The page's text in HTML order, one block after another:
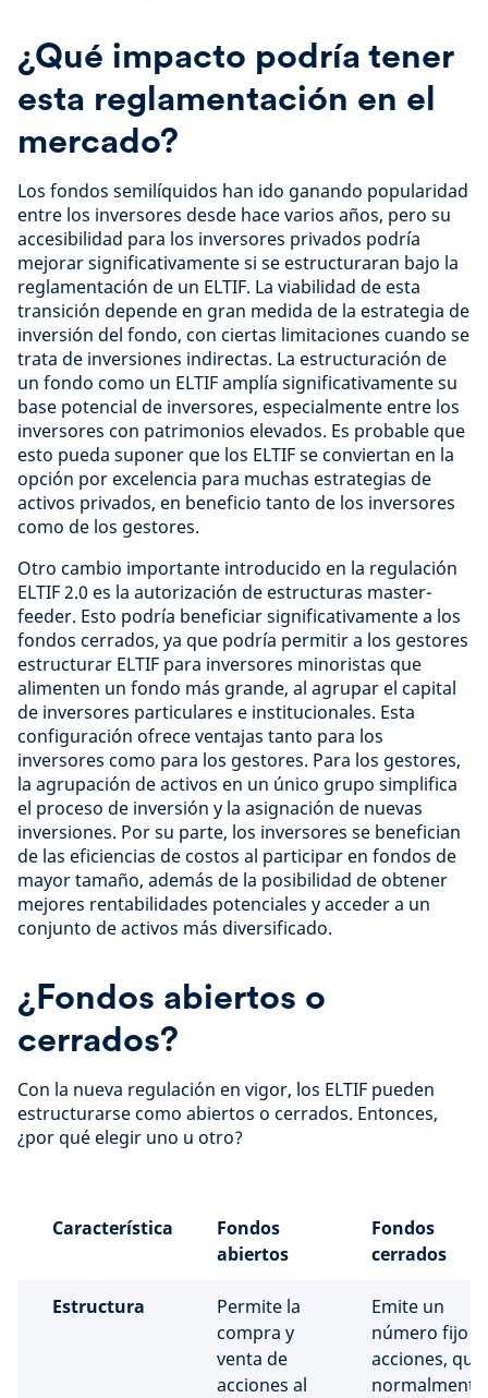
¿Qué impacto podría tener
esta reglamentación en el
mercado?
Los fondos semilíquidos han ido ganando popularidad
entre los inversores desde hace varios años, pero su
accesibilidad para los inversores privados podría
mejorar significativamente si se estructuraran bajo la
reglamentación de un ELTIF. La viabilidad de esta
transición depende en gran medida de la estrategia de
inversión del fondo, con ciertas limitaciones cuando se
trata de inversiones indirectas. La estructuración de
un fondo como un ELTIF amplía significativamente su
base potencial de inversores, especialmente entre los
inversores con patrimonios elevados. Es probable que
esto pueda suponer que los ELTIF se conviertan en la
opción por excelencia para muchas estrategias de
activos privados, en beneficio tanto de los inversores
como de los gestores.
Otro cambio importante introducido en la regulación
ELTIF 2.0 es la autorización de estructuras master-
feeder. Esto podría beneficiar significativamente a los
fondos cerrados, ya que podría permitir a los gestores
estructurar ELTIF para inversores minoristas que
alimenten un fondo más grande, al agrupar el capital
de inversores particulares e institucionales. Esta
configuración ofrece ventajas tanto para los
inversores como para los gestores. Para los gestores,
la agrupación de activos en un único grupo simplifica
el proceso de inversión y la asignación de nuevas
inversiones. Por su parte, los inversores se benefician
de las eficiencias de costos al participar en fondos de
mayor tamaño, además de la posibilidad de obtener
mejores rentabilidades potenciales y acceder a un
conjunto de activos más diversificado.
¿Fondos abiertos o
cerrados?
Con la nueva regulación en vigor, los ELTIF pueden
estructurarse como abiertos o cerrados. Entonces,
¿por qué elegir uno u otro?
Característica
Fondos
abiertos
Fondos
cerrados
Estructura
Permite la
compra y
venta de
acciones al
Emite un
número fijo
acciones, que
normalmente